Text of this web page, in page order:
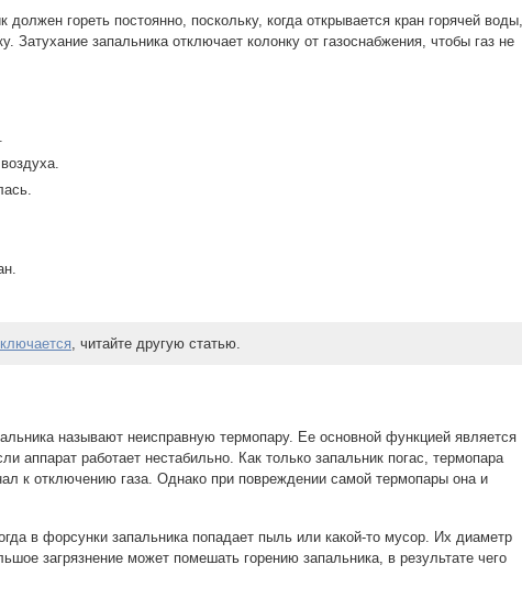
должен гореть постоянно, поскольку, когда открывается кран горячей воды,
Затухание запальника отключает колонку от газоснабжения, чтобы газ не
, читайте другую статью.
называют неисправную термопару. Ее основной функцией является
аппарат работает нестабильно. Как только запальник погас, термопара
к отключению газа. Однако при повреждении самой термопары она и
в форсунки запальника попадает пыль или какой-то мусор. Их диаметр
загрязнение может помешать горению запальника, в результате чего